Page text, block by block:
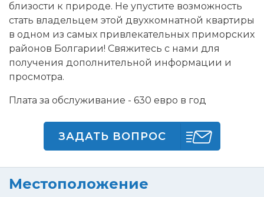
близости к природе. Не упустите возможность
стать владельцем этой двухкомнатной квартиры
в одном из самых привлекательных приморских
районов Болгарии! Свяжитесь с нами для
получения дополнительной информации и
просмотра.
Плата за обслуживание - 630 евро в год
ЗАДАТЬ ВОПРОС
Местоположение